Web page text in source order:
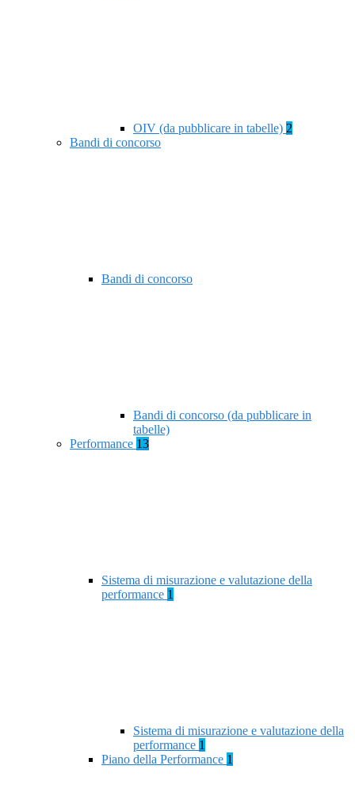
OIV (da pubblicare in tabelle) 2
Bandi di concorso
Bandi di concorso
Bandi di concorso (da pubblicare in
tabelle)
Performance 13
Sistema di misurazione e valutazione della
performance 1
Sistema di misurazione e valutazione della
performance 1
Piano della Performance 1